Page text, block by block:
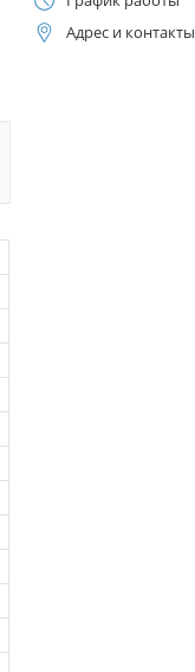
Адрес и контакты